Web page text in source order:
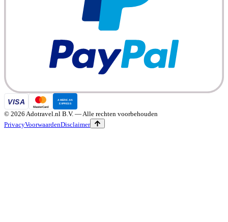
© 2026 Adotravel.nl B.V. — Alle rechten voorbehouden
PrivacyVoorwaardenDisclaimer